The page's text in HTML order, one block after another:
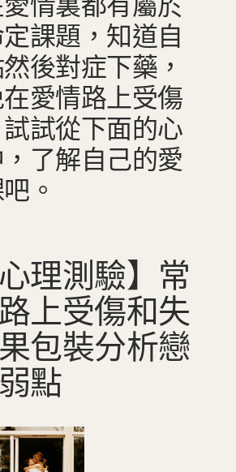
課題，知道自
後對症下藥，
愛情路上受傷
試從下面的心
了解自己的愛
。
心理測驗】常
上受傷和失
包裝分析戀
點